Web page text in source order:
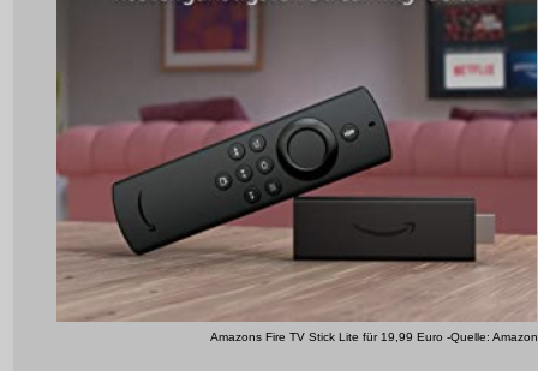
Amazons Fire TV Stick Lite für 19,99 Euro -Quelle: Amazon